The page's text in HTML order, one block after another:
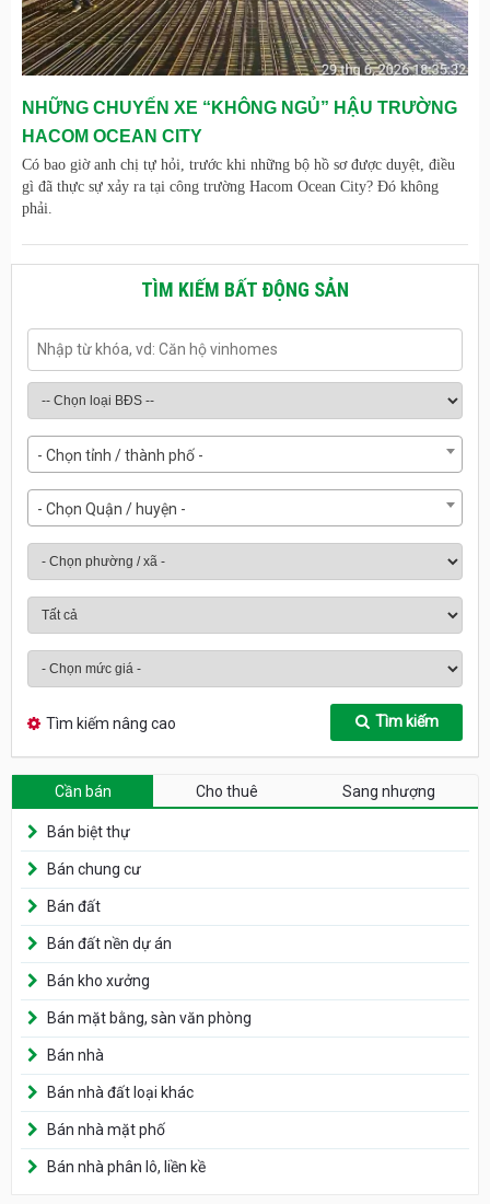
NHỮNG CHUYẾN XE “KHÔNG NGỦ” HẬU TRƯỜNG
HACOM OCEAN CITY
Có bao giờ anh chị tự hỏi, trước khi những bộ hồ sơ được duyệt, điều
gì đã thực sự xảy ra tại công trường Hacom Ocean City? Đó không
phải.
TÌM KIẾM BẤT ĐỘNG SẢN
- Chọn tỉnh / thành phố -
- Chọn Quận / huyện -
Tìm kiếm nâng cao Tìm kiếm
Cần bán Cho thuê Sang nhượng
Bán biệt thự
Bán chung cư
Bán đất
Bán đất nền dự án
Bán kho xưởng
Bán mặt bằng, sàn văn phòng
Bán nhà
Bán nhà đất loại khác
Bán nhà mặt phố
Bán nhà phân lô, liền kề